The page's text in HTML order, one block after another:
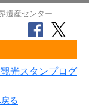
遺産センター
光スタンプログ
る